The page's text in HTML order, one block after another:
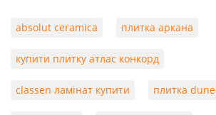
absolut ceramica плитка аркана
купити плитку атлас конкорд
classen ламінат купити плитка dune